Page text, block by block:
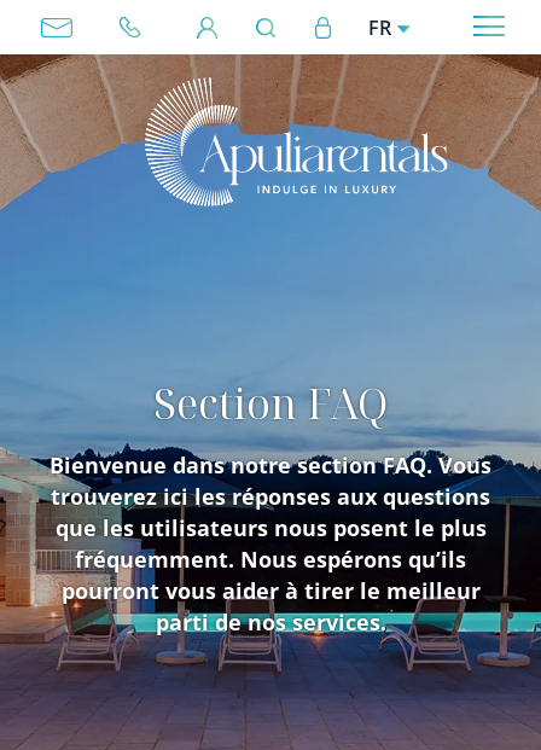
Aller au contenu principal User account menu
FR
Megamenu
Section FAQ
Bienvenue dans notre section FAQ. Vous
trouverez ici les réponses aux questions
que les utilisateurs nous posent le plus
fréquemment. Nous espérons qu’ils
pourront vous aider à tirer le meilleur
parti de nos services.